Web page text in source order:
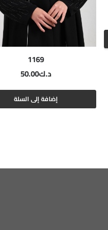
1169
د.ك50.00
إضافة إلى السلة